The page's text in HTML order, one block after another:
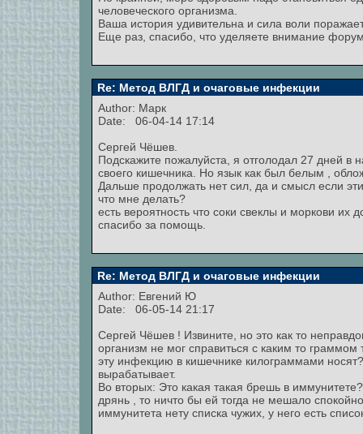
человеческого организма.
Ваша история удивительна и сила воли
Еще раз, спасибо, что уделяете внимание
Re: Метод ВЛГД и очаговые инфекции
Author: Марк
Date: 06-04-14 17:14
Сергей Чёшев.
Подскажите пожалуйста, я отголодал 27 дней
своего кишечника. Но язык как был белым ,
Дальше продолжать нет сил, да и смысл если
что мне делать?
есть вероятность что соки свеклы и моркови их
спасибо за помощь.
Re: Метод ВЛГД и очаговые инфекции
Author: Евгений Ю
Date: 06-05-14 21:17
Сергей Чёшев ! Извините, но это как то
организм не мог справиться с каким то
эту инфекцию в кишечнике килограммами
вырабатывает.
Во вторых: Это какая такая брешь в
дрянь , то ничто бы ей тогда не мешало
иммунитета нету списка чужих, у него есть